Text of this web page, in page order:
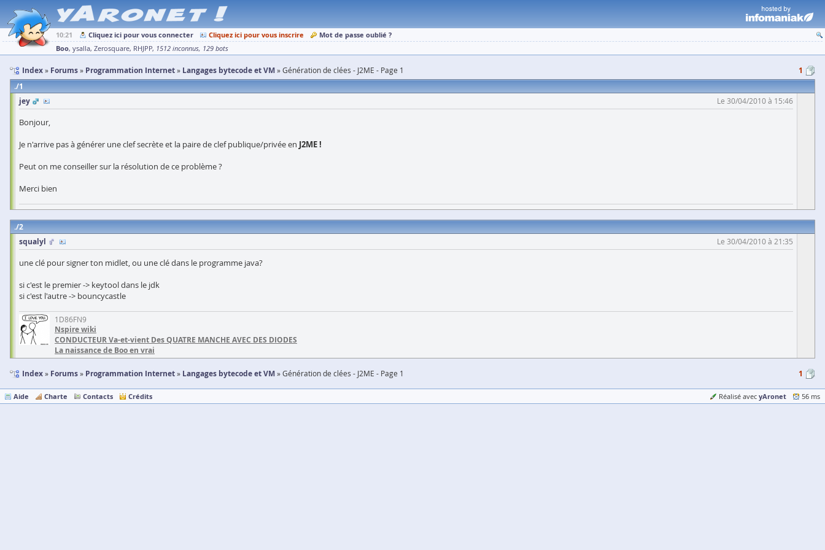
10:21 Cliquez ici pour vous connecter Cliquez ici pour vous inscrire
Mot de passe oublié ?
Boo ysalla Zerosquare RHJPP 1512 inconnus 129 bots
Index Forums Programmation Internet Langages bytecode et VM Génération de clées - J2ME - Page 1
1
1
jey
Le 30/04/2010 à 15:46
Bonjour,
Je n'arrive pas à générer une clef secrète et la paire de clef publique/privée en J2ME !
Peut on me conseiller sur la résolution de ce problème ?
Merci bien
2
squalyl
Le 30/04/2010 à 21:35
une clé pour signer ton midlet, ou une clé dans le programme java?
si c'est le premier -> keytool dans le jdk
si c'est l'autre -> bouncycastle
1D86FN9
Nspire wiki
CONDUCTEUR Va-et-vient Des QUATRE MANCHE AVEC DES DIODES
La naissance de Boo en vrai
Index Forums Programmation Internet Langages bytecode et VM Génération de clées - J2ME - Page 1 1
Aide Charte Contacts Crédits Réalisé avec yAronet 56 ms